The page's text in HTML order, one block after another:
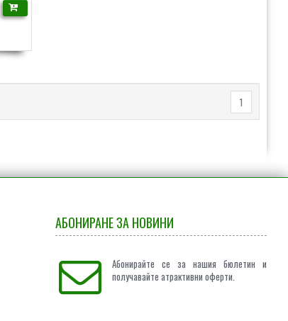
1
АБОНИРАНЕ ЗА НОВИНИ
Абонирайте се за нашия бюлетин и
получавайте атрактивни оферти.